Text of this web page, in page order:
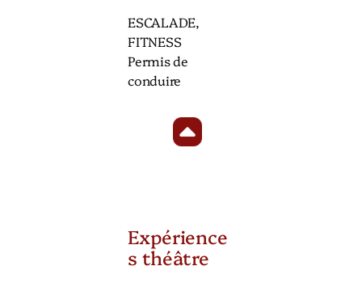
ESCALADE,
FITNESS
Permis de
conduire
Expérience
s théâtre